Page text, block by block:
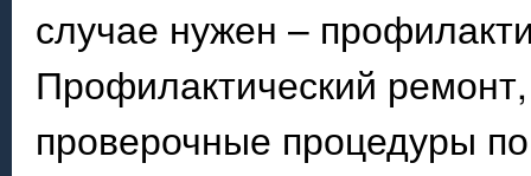
случае нужен –
Профилактический
проверочные процедуры